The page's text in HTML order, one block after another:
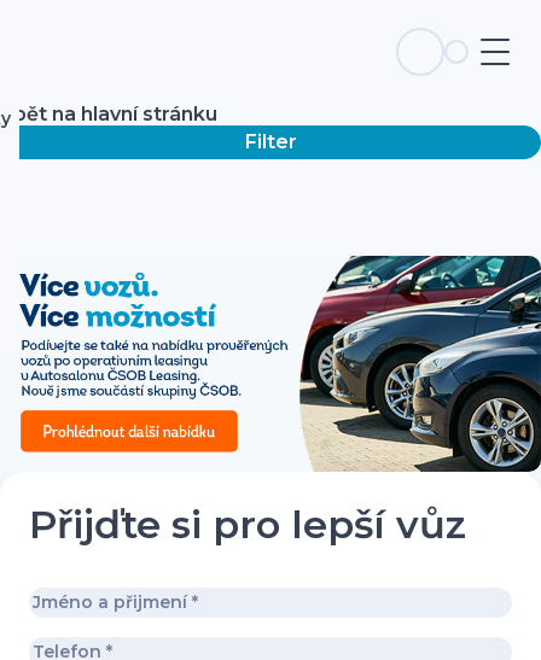
Zpět na hlavní stránku
Filter
Přijďte si pro lepší vůz